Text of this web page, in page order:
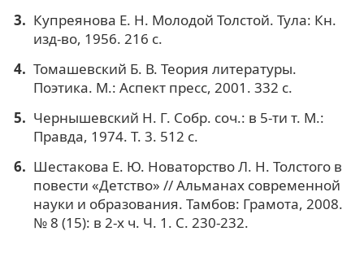
Купреянова Е. Н. Молодой Толстой. Тула: Кн.
изд-во, 1956. 216 с.
Томашевский Б. В. Теория литературы.
Поэтика. М.: Аспект пресс, 2001. 332 с.
Чернышевский Н. Г. Собр. соч.: в 5-ти т. М.:
Правда, 1974. Т. 3. 512 с.
Шестакова Е. Ю. Новаторство Л. Н. Толстого в
повести «Детство» // Альманах современной
науки и образования. Тамбов: Грамота, 2008.
№ 8 (15): в 2-х ч. Ч. 1. С. 230-232.